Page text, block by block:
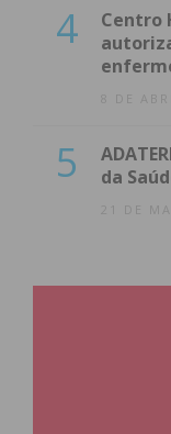
4
Centro
8 DE
5
da
21 DE